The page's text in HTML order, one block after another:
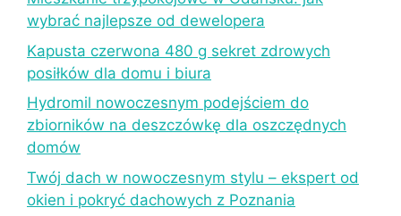
wybrać najlepsze od dewelopera
Kapusta czerwona 480 g sekret zdrowych
posiłków dla domu i biura
Hydromil nowoczesnym podejściem do
zbiorników na deszczówkę dla oszczędnych
domów
Twój dach w nowoczesnym stylu – ekspert od
okien i pokryć dachowych z Poznania